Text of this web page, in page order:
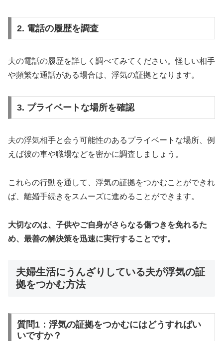
2. 電話の履歴を調査
夫の電話の履歴を詳しく調べてみてください。怪しい相手
や頻繁な通話がある場合は、浮気の証拠となります。
3. プライベートな場所を確認
夫の浮気相手と会う可能性のあるプライベートな場所、例
えば彼の車や職場などを密かに調査しましょう。
これらの行動を通して、浮気の証拠をつかむことができれ
ば、離婚手続きをスムーズに進めることができます。
大切なのは、子供やご自身がさらなる傷つきを免れるた
め、最善の解決策を迅速に実行することです。
夫婦生活にうんざりしている夫が浮気の証
拠をつかむ方法
質問1：浮気の証拠をつかむにはどうすればい
いですか？